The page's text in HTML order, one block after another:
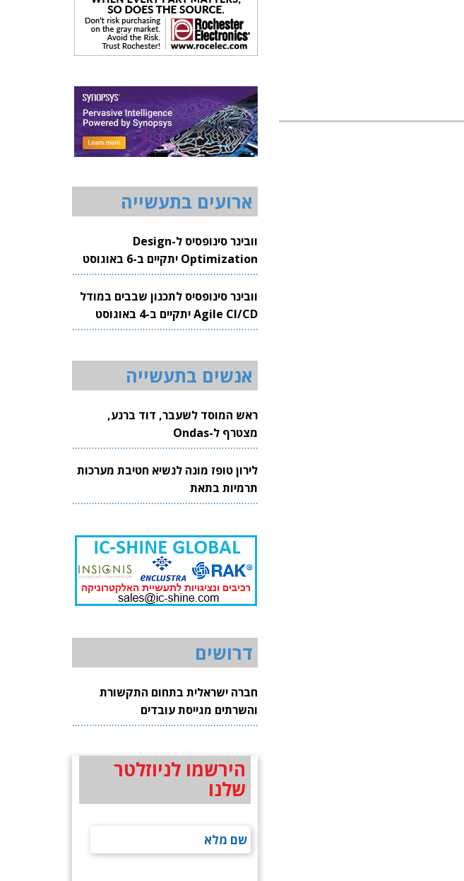
ארועים בתעשייה
וובינר סינופסיס ל-Design
Optimization יתקיים ב-6 באוגוסט
2026
וובינר סינופסיס לתכנון שבבים במודל
Agile CI/CD יתקיים ב-4 באוגוסט
2026
אנשים בתעשייה
ראש המוסד לשעבר, דוד ברנע,
מצטרף ל-Ondas
לירון טופז מונה לנשיא חטיבת מערכות
תרמיות בתאת
דרושים
חברה ישראלית בתחום התקשורת
והשרתים מגייסת עובדים
הירשמו לניוזלטר
שלנו